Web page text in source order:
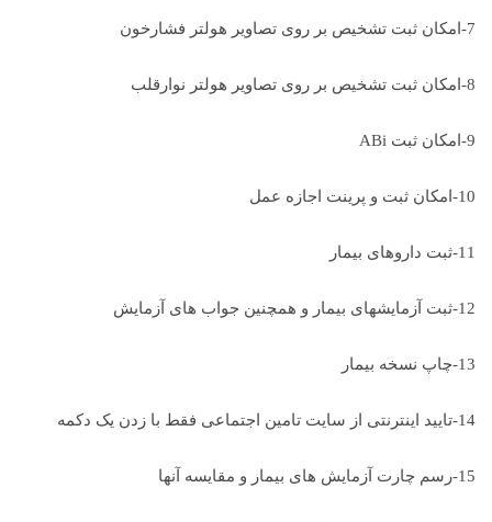
7-امکان ثبت تشخیص بر روی تصاویر هولتر فشارخون
8-امکان ثبت تشخیص بر روی تصاویر هولتر نوارقلب
9-امکان ثبت ABi
10-امکان ثبت و پرینت اجازه عمل
11-ثبت داروهای بیمار
12-ثبت آزمایشهای بیمار و همچنین جواب های آزمایش
13-چاپ نسخه بیمار
14-تایید اینترنتی از سایت تامین اجتماعی فقط با زدن یک دکمه
15-رسم چارت آزمایش های بیمار و مقایسه آنها